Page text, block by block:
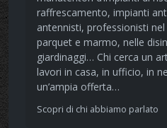
raffrescamento, impianti
antennisti, professionisti
parquet e marmo, nelle
giardinaggi… Chi cerca un
lavori in casa, in ufficio, in
un’ampia offerta…
Scopri di chi abbiamo parlato